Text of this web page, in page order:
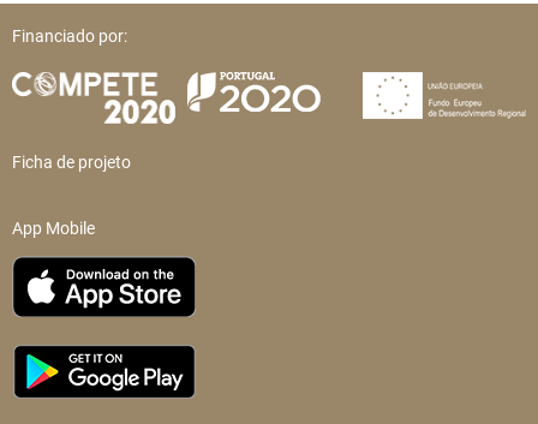
Financiado por:
Ficha de projeto
App Mobile